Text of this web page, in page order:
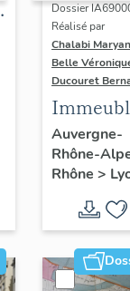
Dossier
Réalisé par
Chalabi
Belle
Ducouret
Auvergne-
Rhône-
Rhône >